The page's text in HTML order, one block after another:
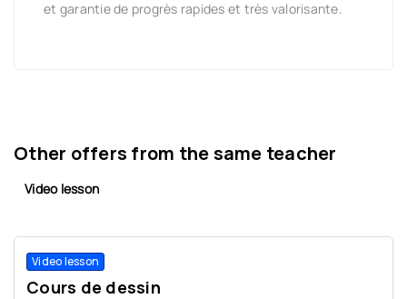
et garantie de progrès rapides et très valorisante.
Other offers from the same teacher
Video lesson
Video lesson
Cours de dessin